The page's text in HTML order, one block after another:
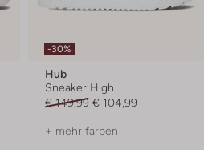
-30%
Hub
Sneaker High
€ 149,99 € 104,99
+ mehr farben